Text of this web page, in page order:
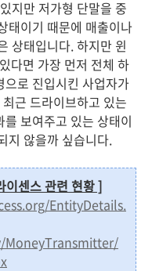
지만 저가형 단말을 중
태이기 때문에 매출이나
상태입니다. 하지만 윈
다면 가장 먼저 전체 하
로 진입시킨 사업자가
근 드라이브하고 있는
보여주고 있는 상태이
지 않을까 싶습니다.
이센스 관련 현황 ]
EntityDetails.